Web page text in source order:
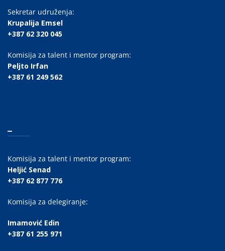
Sekretar udruženja:
Krupalija Emsel
+387 62 320 045
Komisija za talent i mentor program:
Peljto Irfan
+387 61 249 562
Komisija za talent i mentor program:
Heljić Senad
+387 62 877 776
Komisija za delegiranje:
Imamović Edin
+387 61 255 971